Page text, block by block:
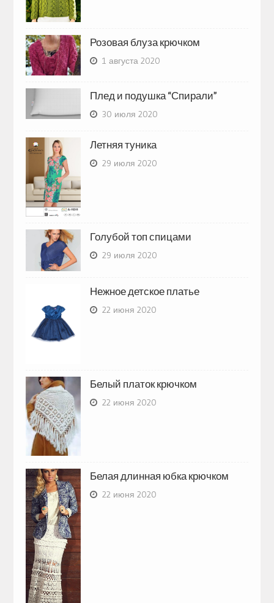
Розовая блуза крючком
1 августа 2020
Плед и подушка “Спирали”
30 июля 2020
Летняя туника
29 июля 2020
Голубой топ спицами
29 июля 2020
Нежное детское платье
22 июня 2020
Белый платок крючком
22 июня 2020
Белая длинная юбка крючком
22 июня 2020